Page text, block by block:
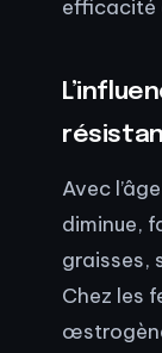
efficacité
Avec
diminue,
graisses,
Chez les